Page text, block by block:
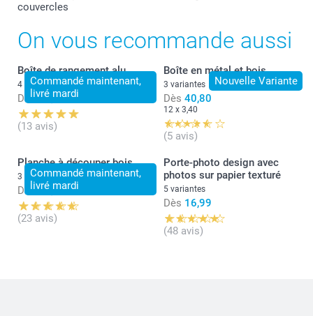
couvercles
On vous recommande aussi
Commandé maintenant,
livré mardi
Boîte de rangement alu
4 variantes
Dès 16,99
(13 avis)
Nouvelle Variante
Boîte en métal et bois
3 variantes
Dès 40,80
12 x 3,40
(5 avis)
Commandé maintenant,
livré mardi
Planche à découper bois
3 variantes
Dès 24,99
(23 avis)
Porte-photo design avec
photos sur papier texturé
5 variantes
Dès 16,99
(48 avis)